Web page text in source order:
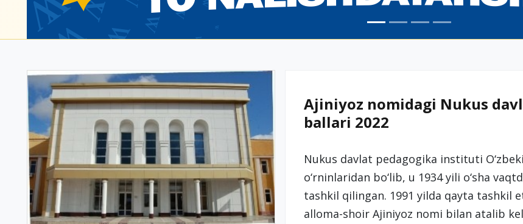
Ajiniyoz nomidagi Nukus
ballari 2022
Nukus davlat pedagogika instituti
o‘rninlaridan bo‘lib, u 1934 yili o‘sha
tashkil qilingan. 1991 yilda qayta tashkil
alloma-shoir Ajiniyoz nomi bilan atalib